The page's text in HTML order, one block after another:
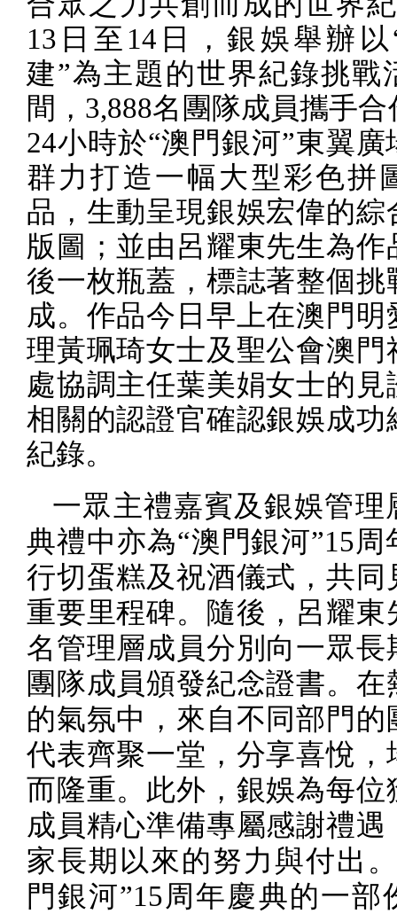
13 日至 14 日，銀娛舉辦
建”為主題的世界紀錄挑戰
間， 3,888名團隊成員攜手合
24小時於“澳門銀河”東翼廣
群力打造一幅大型彩色拼
品，生動呈現銀娛宏偉的綜
版圖；並由呂耀東先生為作
後一枚瓶蓋，標誌著整個挑
成。作品今日早上在澳門明
理黃珮琦女士及聖公會澳門
處協調主任葉美娟女士的見
相關的認證官確認銀娛成功
紀錄。
一眾主禮嘉賓及銀娛管理
典禮中亦為“澳門銀河”15周
行切蛋糕及祝酒儀式，共同
重要里程碑。隨後，呂耀東
名管理層成員分別向一眾長
團隊成員頒發紀念證書。在
的氣氛中，來自不同部門的
代表齊聚一堂，分享喜悅，
而隆重。此外，銀娛為每位
成員精心準備專屬感謝禮遇
家長期以來的努力與付出
門銀河”15周年慶典的一部